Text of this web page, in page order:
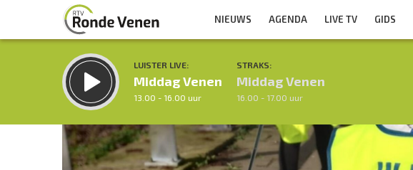
NIEUWS AGENDA LIVE TV GIDS
LUISTER LIVE:
Middag Venen
13.00 - 16.00 uur
STRAKS:
Middag Venen
16.00 - 17.00 uur